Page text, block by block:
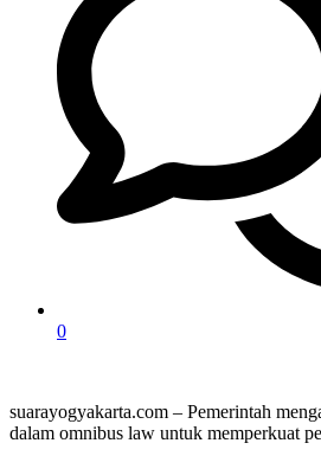
0
suarayogyakarta.com – Pemerintah
dalam omnibus law untuk memperkuat